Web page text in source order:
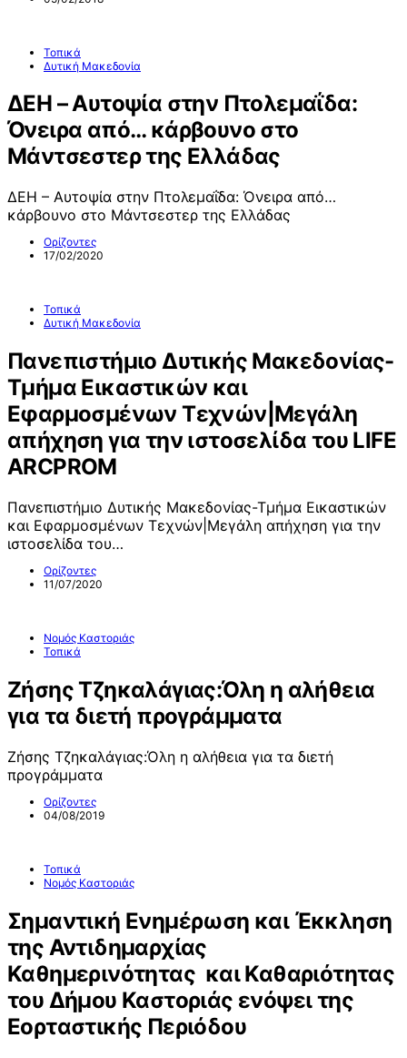
Τοπικά
Δυτική Μακεδονία
ΔΕΗ – Αυτοψία στην Πτολεμαΐδα:
Όνειρα από… κάρβουνο στο
Μάντσεστερ της Ελλάδας
ΔΕΗ – Αυτοψία στην Πτολεμαΐδα: Όνειρα από…
κάρβουνο στο Μάντσεστερ της Ελλάδας
Ορίζοντες
17/02/2020
Τοπικά
Δυτική Μακεδονία
Πανεπιστήμιο Δυτικής Μακεδονίας-
Τμήμα Εικαστικών και
Εφαρμοσμένων Τεχνών|Μεγάλη
απήχηση για την ιστοσελίδα του LIFE
ARCPROM
Πανεπιστήμιο Δυτικής Μακεδονίας-Τμήμα Εικαστικών
και Εφαρμοσμένων Τεχνών|Μεγάλη απήχηση για την
ιστοσελίδα του…
Ορίζοντες
11/07/2020
Νομός Καστοριάς
Τοπικά
Ζήσης Τζηκαλάγιας:Όλη η αλήθεια
για τα διετή προγράμματα
Ζήσης Τζηκαλάγιας:Όλη η αλήθεια για τα διετή
προγράμματα
Ορίζοντες
04/08/2019
Τοπικά
Νομός Καστοριάς
Σημαντική Ενημέρωση και Έκκληση
της Αντιδημαρχίας
Καθημερινότητας και Καθαριότητας
του Δήμου Καστοριάς ενόψει της
Εορταστικής Περιόδου